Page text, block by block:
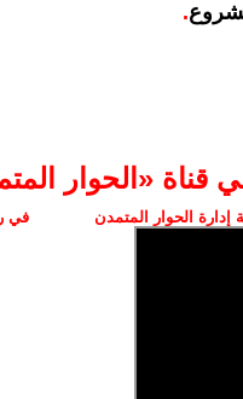
.
قناة ‫«الحوار
الحوار المتمدن في